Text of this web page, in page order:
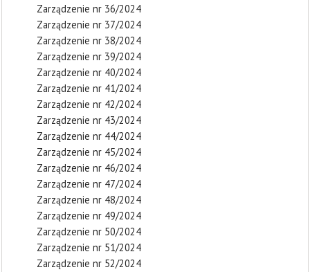
Zarządzenie nr 36/2024
Zarządzenie nr 37/2024
Zarządzenie nr 38/2024
Zarządzenie nr 39/2024
Zarządzenie nr 40/2024
Zarządzenie nr 41/2024
Zarządzenie nr 42/2024
Zarządzenie nr 43/2024
Zarządzenie nr 44/2024
Zarządzenie nr 45/2024
Zarządzenie nr 46/2024
Zarządzenie nr 47/2024
Zarządzenie nr 48/2024
Zarządzenie nr 49/2024
Zarządzenie nr 50/2024
Zarządzenie nr 51/2024
Zarządzenie nr 52/2024